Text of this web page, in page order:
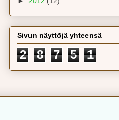
Sivun näyttöjä yhteensä
2 8 7 5 1